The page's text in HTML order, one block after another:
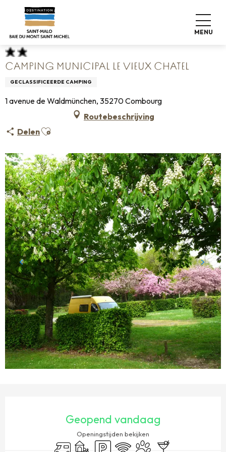
contenu
MENU
Home Koffers pakken
Campings
Camping Municipal Le Vieux Chatel
CAMPING MUNICIPAL LE VIEUX CHATEL
GECLASSIFICEERDE CAMPING
1 avenue de Waldmünchen, 35270 Combourg
Routebeschrijving
DelenAjouter aux favoris
Geopend vandaag
Openingstijden bekijken
CamperKinderspelen / Speelruimte
Parkeerplaats
Wifi Dieren toegelaten
Bar /